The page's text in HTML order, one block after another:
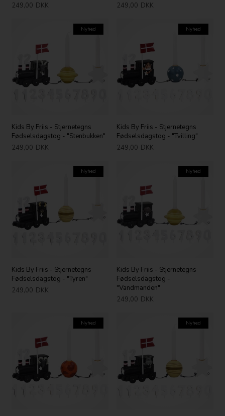
249,00 DKK
249,00 DKK
Nyhed
Kids By Friis - Stjernetegns
Fødselsdagstog - "Stenbukken"
249,00 DKK
Nyhed
Kids By Friis - Stjernetegns
Fødselsdagstog - "Tvilling"
249,00 DKK
Nyhed
Kids By Friis - Stjernetegns
Fødselsdagstog - "Tyren"
249,00 DKK
Nyhed
Kids By Friis - Stjernetegns
Fødselsdagstog -
"Vandmanden"
249,00 DKK
Nyhed Nyhed